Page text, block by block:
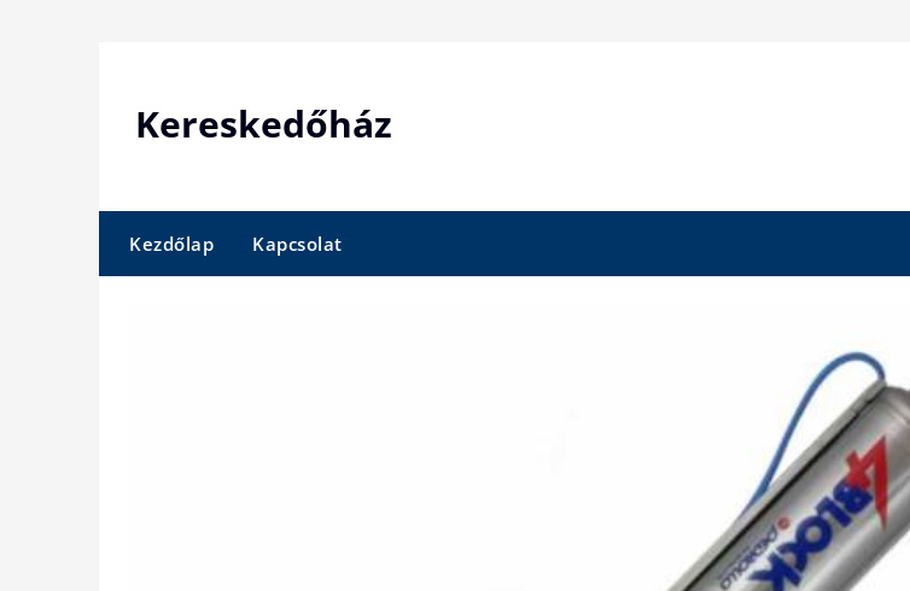
Kereskedőház
Kezdőlap Kapcsolat